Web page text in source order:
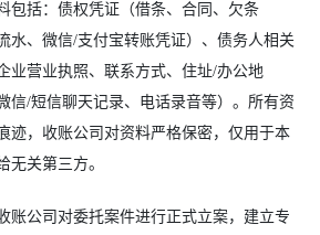
包括：债权凭证（借条、合同、欠条
水、微信/支付宝转账凭证）、债务人相关
业营业执照、联系方式、住址/办公地
信/短信聊天记录、电话录音等）。所有资
迹，收账公司对资料严格保密，仅用于本
无关第三方。
账公司对委托案件进行正式立案，建立专